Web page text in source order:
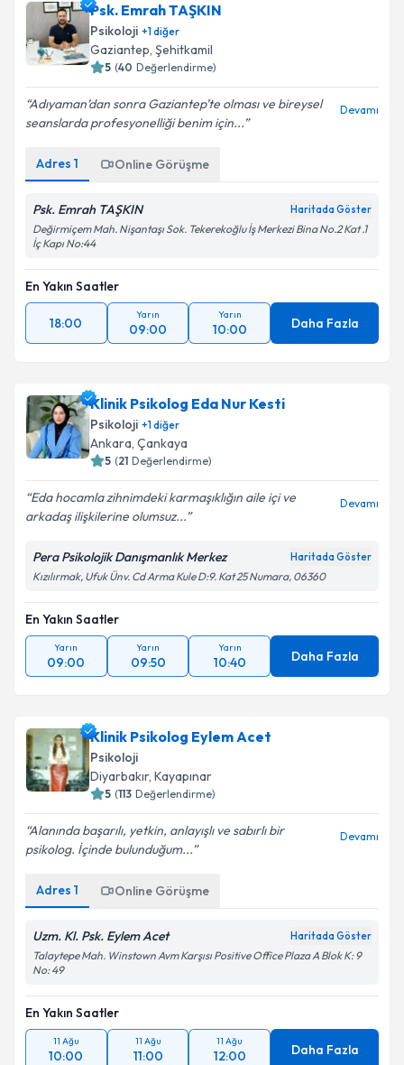
almanız için bir takvim hazırlandığında e-posta ile
bilgilendireceğiz.
E-posta Adresiniz
Metni'ni okudum ve kişisel verilerimin belirtilen
Psk. Emrah TAŞKIN
Psikoloji +1diğer
Gaziantep, Şehitkamil
5 (40 Değerlendirme)
Adıyaman’dan sonra Gaziantep’te olması ve bireysel
seanslarda profesyonelliği benim için...
Devamı
Adres 1 Online Görüşme
Psk. Emrah TAŞKIN Haritada Göster
Değirmiçem Mah. Nişantaşı Sok. Tekerekoğlu İş Merkezi Bina No.2 Kat .1
İç Kapı No:44
En Yakın Saatler
18:00
Yarın
09:00
Yarın
10:00 Daha Fazla
Klinik Psikolog Eda Nur Kesti
Psikoloji +1diğer
Ankara, Çankaya
5 (21 Değerlendirme)
Eda hocamla zihnimdeki karmaşıklığın aile içi ve
arkadaş ilişkilerine olumsuz...
Devamı
Pera Psikolojik Danışmanlık Merkez Haritada Göster
Kızılırmak, Ufuk Ünv. Cd Arma Kule D:9. Kat 25 Numara, 06360
En Yakın Saatler
Yarın
09:00
Yarın
09:50
Yarın
10:40 Daha Fazla
Klinik Psikolog Eylem Acet
Psikoloji
Diyarbakır, Kayapınar
5 (113 Değerlendirme)
Alanında başarılı, yetkin, anlayışlı ve sabırlı bir
psikolog. İçinde bulunduğum...
Devamı
Adres 1 Online Görüşme
Uzm. Kl. Psk. Eylem Acet Haritada Göster
Talaytepe Mah. Winstown Avm Karşısı Positive Office Plaza A Blok K: 9
No: 49
En Yakın Saatler
11 Ağu
10:00
11 Ağu
11:00
11 Ağu
12:00 Daha Fazla